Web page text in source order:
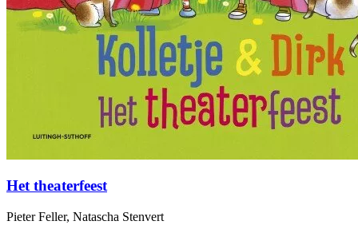
Het theaterfeest
Pieter Feller, Natascha Stenvert